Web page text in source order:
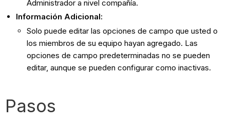
Administrador a nivel compañía.
Información Adicional:
Solo puede editar las opciones de campo que usted o
los miembros de su equipo hayan agregado. Las
opciones de campo predeterminadas no se pueden
editar, aunque se pueden configurar como inactivas.
Pasos